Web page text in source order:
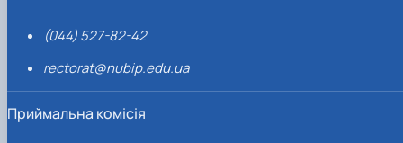
(044) 527-82-42
rectorat@nubip.edu.ua
Приймальна комісія